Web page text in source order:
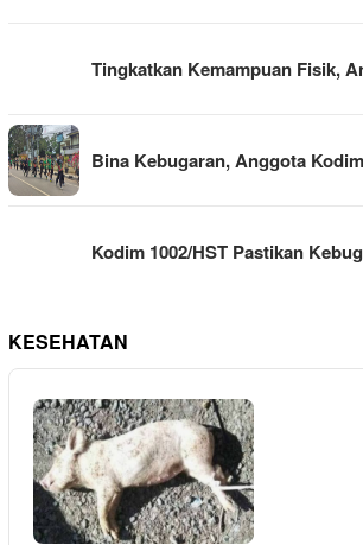
Tingkatkan Kemampuan Fisik,
Bina Kebugaran, Anggota
Kodim 1002/HST Pastikan
KESEHATAN